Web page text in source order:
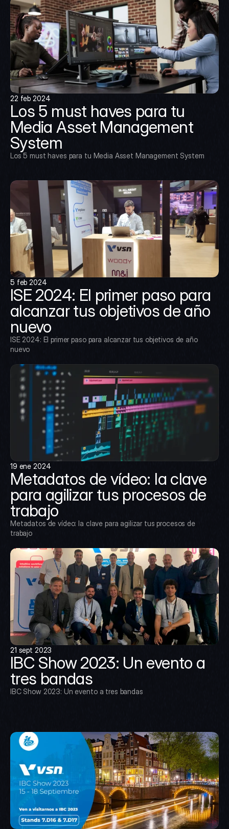
22 feb 2024
Los 5 must haves para tu
Media Asset Management
System
Los 5 must haves para tu Media Asset Management System
5 feb 2024
ISE 2024: El primer paso para
alcanzar tus objetivos de año
nuevo
ISE 2024: El primer paso para alcanzar tus objetivos de año
nuevo
19 ene 2024
Metadatos de vídeo: la clave
para agilizar tus procesos de
trabajo
Metadatos de vídeo: la clave para agilizar tus procesos de
trabajo
21 sept 2023
IBC Show 2023: Un evento a
tres bandas
IBC Show 2023: Un evento a tres bandas